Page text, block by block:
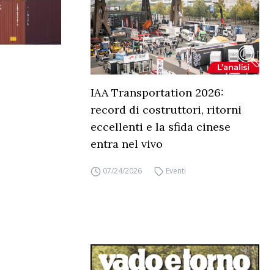
IAA Transportation 2026:
record di costruttori, ritorni
eccellenti e la sfida cinese
entra nel vivo
07/24/2026 Eventi